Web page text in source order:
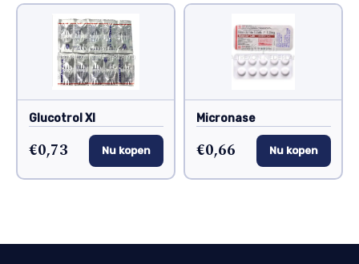
Glucotrol Xl
€0,73 Nu kopen
Micronase
€0,66 Nu kopen